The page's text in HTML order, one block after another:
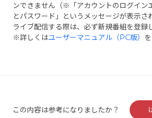
ンできません（※「アカウントのログイン
とパスワード」というメッセージが表示
ライブ配信する際は、必ず新規番組を登録
※詳しくはユーザーマニュアル（PC版）
この内容は参考になりましたか？